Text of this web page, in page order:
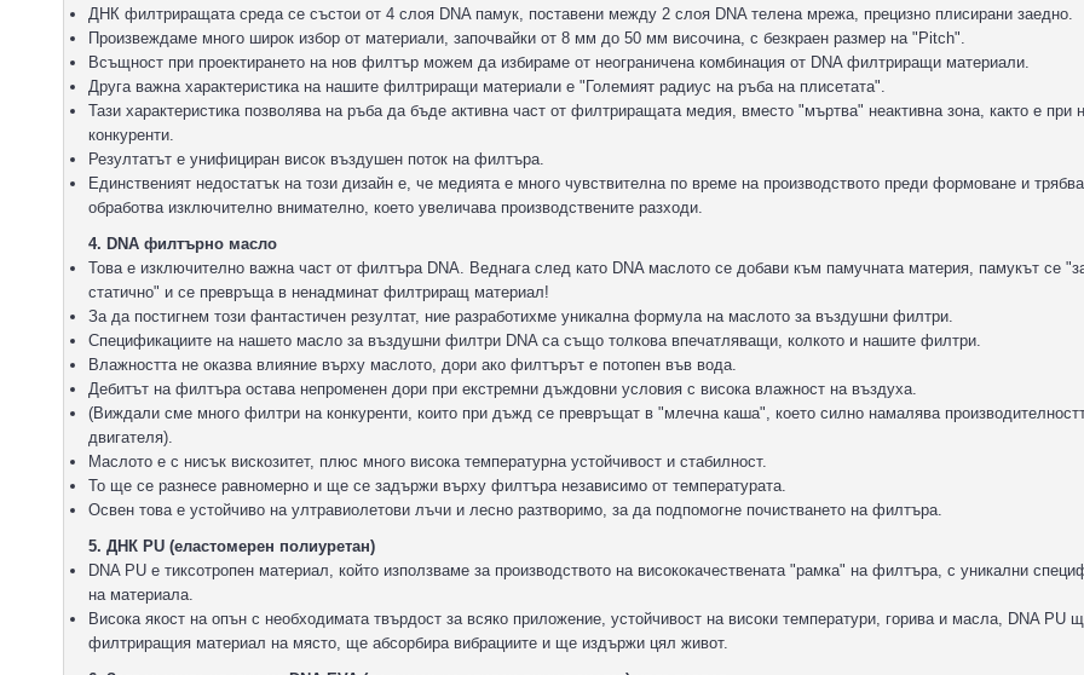
ДНК филтриращата среда се състои от 4 слоя DNA памук, поставени между 2 слоя DNA телена мрежа, прецизно плисирани заедно.
Произвеждаме много широк избор от материали, започвайки от 8 мм до 50 мм височина, с безкраен размер на "Pitch".
Всъщност при проектирането на нов филтър можем да избираме от неограничена комбинация от DNA филтриращи материали.
Друга важна характеристика на нашите филтриращи материали е "Големият радиус на ръба на плисетата".
Тази характеристика позволява на ръба да бъде активна част от филтриращата медия, вместо "мъртва" неактивна зона, както е при
конкуренти.
Резултатът е унифициран висок въздушен поток на филтъра.
Единственият недостатък на този дизайн е, че медията е много чувствителна по време на производството преди формоване и
обработва изключително внимателно, което увеличава производствените разходи.
4. DNA филтърно масло
Това е изключително важна част от филтъра DNA. Веднага след като DNA маслото се добави към памучната материя, памукът се
статично" и се превръща в ненадминат филтриращ материал!
За да постигнем този фантастичен резултат, ние разработихме уникална формула на маслото за въздушни филтри.
Спецификациите на нашето масло за въздушни филтри DNA са също толкова впечатляващи, колкото и нашите филтри.
Влажността не оказва влияние върху маслото, дори ако филтърът е потопен във вода.
Дебитът на филтъра остава непроменен дори при екстремни дъждовни условия с висока влажност на въздуха.
(Виждали сме много филтри на конкуренти, които при дъжд се превръщат в "млечна каша", което силно намалява
двигателя).
Маслото е с нисък вискозитет, плюс много висока температурна устойчивост и стабилност.
То ще се разнесе равномерно и ще се задържи върху филтъра независимо от температурата.
Освен това е устойчиво на ултравиолетови лъчи и лесно разтворимо, за да подпомогне почистването на филтъра.
5. ДНК PU (еластомерен полиуретан)
DNA PU е тиксотропен материал, който използваме за производството на висококачествената "рамка" на филтъра, с уникални
на материала.
Висока якост на опън с необходимата твърдост за всяко приложение, устойчивост на високи температури, горива и масла, DNA PU
филтриращия материал на място, ще абсорбира вибрациите и ще издържи цял живот.